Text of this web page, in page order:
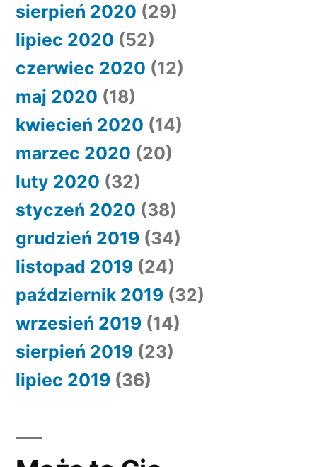
sierpień 2020 (29)
lipiec 2020 (52)
czerwiec 2020 (12)
maj 2020 (18)
kwiecień 2020 (14)
marzec 2020 (20)
luty 2020 (32)
styczeń 2020 (38)
grudzień 2019 (34)
listopad 2019 (24)
październik 2019 (32)
wrzesień 2019 (14)
sierpień 2019 (23)
lipiec 2019 (36)